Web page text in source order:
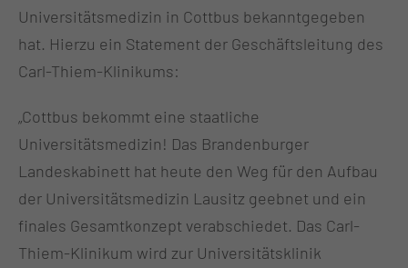
Universitätsmedizin in Cottbus bekanntgegeben
hat. Hierzu ein Statement der Geschäftsleitung des
Carl-Thiem-Klinikums:
„Cottbus bekommt eine staatliche
Universitätsmedizin! Das Brandenburger
Landeskabinett hat heute den Weg für den Aufbau
der Universitätsmedizin Lausitz geebnet und ein
finales Gesamtkonzept verabschiedet. Das Carl-
Thiem-Klinikum wird zur Universitätsklinik